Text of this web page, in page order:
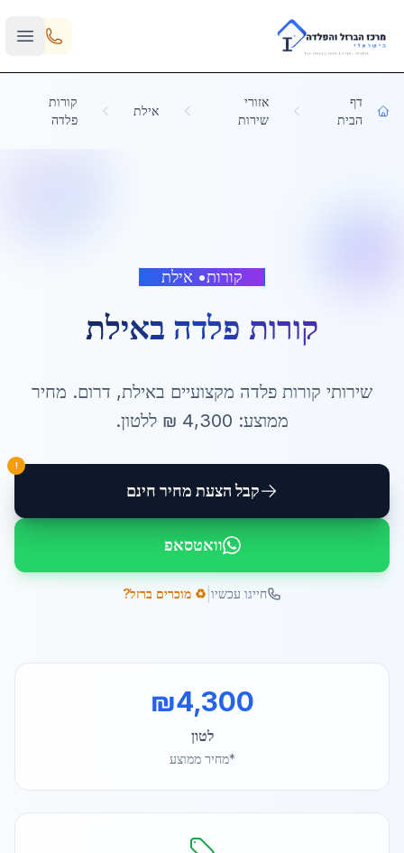
Skip to main content
דף
הבית
אזורי
שירות
אילת
קורות
פלדה
קורות• אילת
קורות פלדה באילת
שירותי קורות פלדה מקצועיים באילת, דרום. מחיר
ממוצע: 4,300 ₪ ללטון.
קבל הצעת מחיר חינם
!
וואטסאפ
חייגו עכשיו ♻️ מוכרים ברזל?
₪4,300
לטון
*מחיר ממוצע